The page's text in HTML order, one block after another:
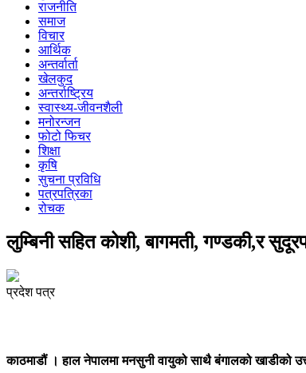
राजनीति
समाज
विचार
आर्थिक
अन्तर्वार्ता
खेलकुद
अन्तर्राष्ट्रिय
स्वास्थ्य-जीवनशैली
मनोरन्जन
फोटो फिचर
शिक्षा
कृषि
सुचना प्रविधि
पत्रपत्रिका
रोचक
लुम्बिनी सहित कोशी, बागमती, गण्डकी,र
प्रदेश पत्र
काठमाडौं । हाल नेपालमा मनसुनी वायुको साथै बंगालको खाडीको